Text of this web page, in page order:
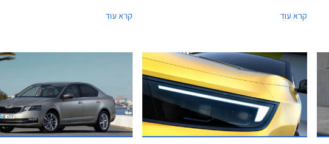
מתעכבת בדרכה אלינו. כחלק מהמיתוג החדש
הוצמד לה תג מחיר גבוה העומד על 158,990 ₪.
קרא עוד
קומפקטיות עדיין זוכות לביקוש גבוה
קרא עוד